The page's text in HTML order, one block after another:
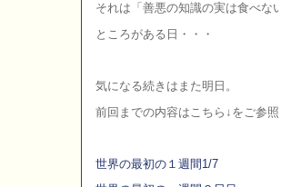
それは「善悪の知識の実は食べな
ところがある日・・・
気になる続きはまた明日。
前回までの内容はこちら↓をご参照
世界の最初の１週間1/7